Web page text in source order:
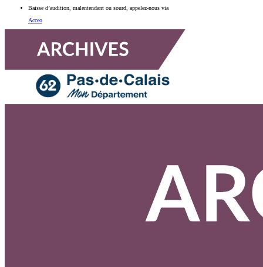
Baisse d’audition, malentendant ou sourd, appelez-nous via
Acceo